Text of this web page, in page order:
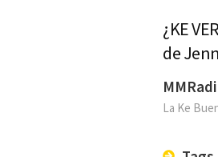
¿KE
de
La Ke